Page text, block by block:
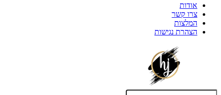
אודות
צרו קשר
המלצות
הצהרת נגישות